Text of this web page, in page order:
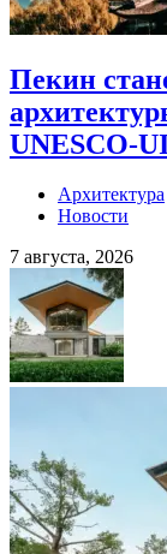
Пекин
UNESCO-
Архитектура
Новости
7 августа, 2026